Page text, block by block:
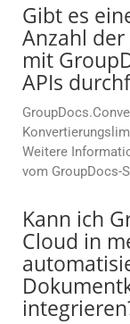
Gibt es
Anzahl
mit
APIs
Weitere
vom GroupDocs-
Kann ich
Cloud in